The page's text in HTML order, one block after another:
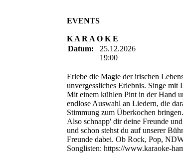
EVENTS
K A R A O K E
Datum:
25.12.2026
19:00
Erlebe die Magie der irischen
unvergessliches Erlebnis. Singe
Mit einem kühlen Pint in der Hand
endlose Auswahl an Liedern, die
Stimmung zum Überkochen
Also schnapp' dir deine Freunde
und schon stehst du auf unserer
Freunde dabei. Ob Rock, Pop,
Songlisten: https://www.karaoke-